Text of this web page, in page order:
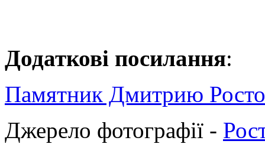
Додаткові посилання:
Памятник Дмитрию
Джерело фотографії -